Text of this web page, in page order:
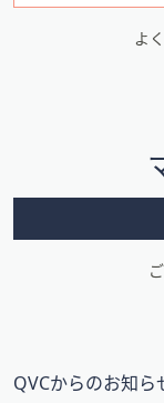
ン
よ
QVCからのお知ら